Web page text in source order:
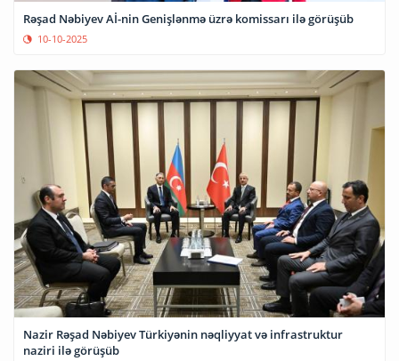
Rəşad Nəbiyev Aİ-nin Genişlənmə üzrə komissarı ilə görüşüb
10-10-2025
Nazir Rəşad Nəbiyev Türkiyənin nəqliyyat və infrastruktur
naziri ilə görüşüb